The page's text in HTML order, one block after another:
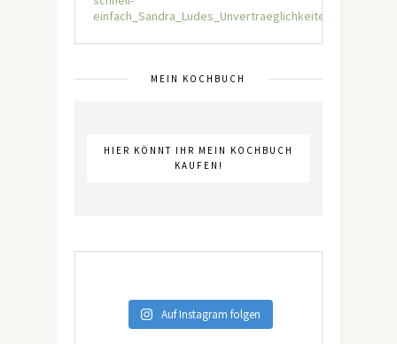
MEIN KOCHBUCH
HIER KÖNNT IHR MEIN KOCHBUCH
KAUFEN!
Auf Instagram folgen